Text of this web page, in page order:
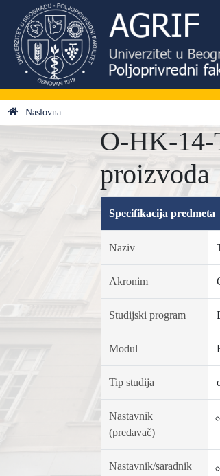
Naslovna
O-HK-
proizvoda
Specifikacija predmeta
Naziv
Akronim
Studijski program
Modul
Tip studija
Nastavnik
(predavač)
Nastavnik/saradnik